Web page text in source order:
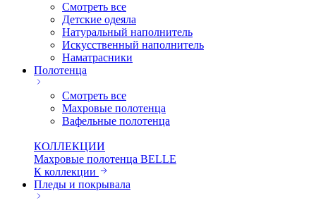
Смотреть все
Детские одеяла
Натуральный наполнитель
Искуcственный наполнитель
Наматрасники
Полотенца
Смотреть все
Махровые полотенца
Вафельные полотенца
КОЛЛЕКЦИИ
Махровые полотенца BELLE
К коллекции
Пледы и покрывала